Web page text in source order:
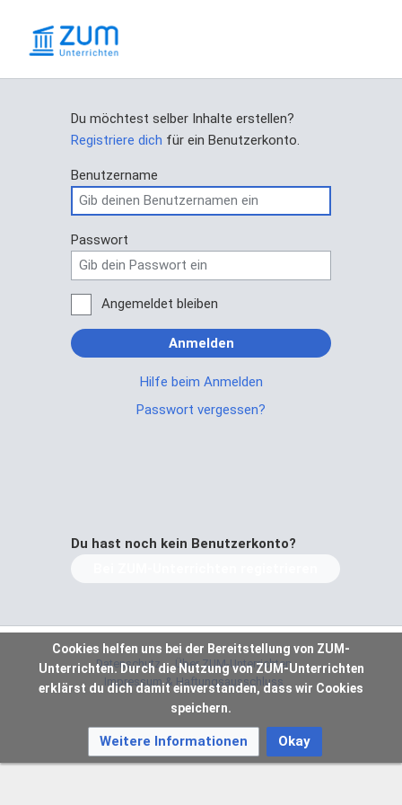
Du möchtest selber Inhalte erstellen?
Registriere dich für ein Benutzerkonto.
Benutzername
Passwort
Angemeldet bleiben
Anmelden
Hilfe beim Anmelden
Passwort vergessen?
Du hast noch kein Benutzerkonto?
Datenschutz
Über ZUM-Unterrichten
Impressum & Haftungsausschluss
Cookies helfen uns bei der Bereitstellung von ZUM-
Unterrichten. Durch die Nutzung von ZUM-Unterrichten
erklärst du dich damit einverstanden, dass wir Cookies
speichern.
Weitere Informationen Okay